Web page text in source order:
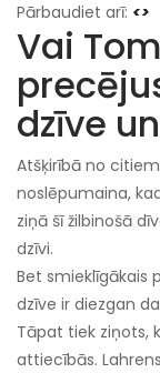
Pārbaudiet arī: <>
Vai
dzīve
Atšķirībā no
noslēpumaina,
ziņā šī žilbinošā
dzīvi.
Bet smieklīgākais
dzīve ir diezgan
Tāpat tiek ziņots,
attiecībās.